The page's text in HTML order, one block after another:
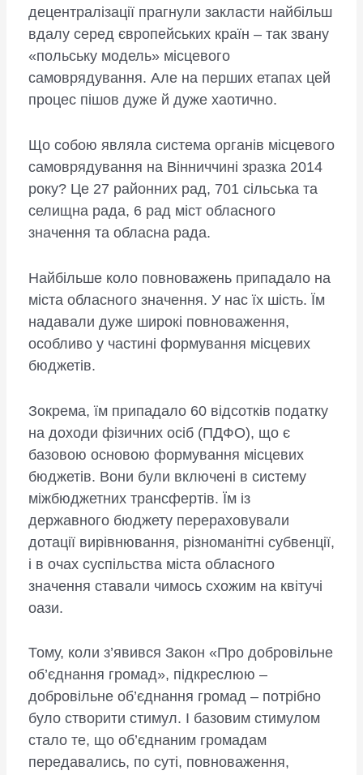
децентралізації прагнули закласти найбільш
вдалу серед європейських країн – так звану
«польську модель» місцевого
самоврядування. Але на перших етапах цей
процес пішов дуже й дуже хаотично.
Що собою являла система органів місцевого
самоврядування на Вінниччині зразка 2014
року? Це 27 районних рад, 701 сільська та
селищна рада, 6 рад міст обласного
значення та обласна рада.
Найбільше коло повноважень припадало на
міста обласного значення. У нас їх шість. Їм
надавали дуже широкі повноваження,
особливо у частині формування місцевих
бюджетів.
Зокрема, їм припадало 60 відсотків податку
на доходи фізичних осіб (ПДФО), що є
базовою основою формування місцевих
бюджетів. Вони були включені в систему
міжбюджетних трансфертів. Їм із
державного бюджету перераховували
дотації вирівнювання, різноманітні субвенції,
і в очах суспільства міста обласного
значення ставали чимось схожим на квітучі
оази.
Тому, коли з’явився Закон «Про добровільне
об’єднання громад», підкреслюю –
добровільне об’єднання громад – потрібно
було створити стимул. І базовим стимулом
стало те, що об’єднаним громадам
передавались, по суті, повноваження,